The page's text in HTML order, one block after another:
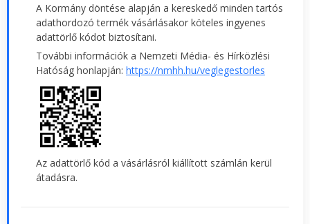
A Kormány döntése alapján a kereskedő minden tartós
adathordozó termék vásárlásakor köteles ingyenes
adattörlő kódot biztosítani.
További információk a Nemzeti Média- és Hírközlési
Hatóság honlapján: https://nmhh.hu/veglegestorles
Az adattörlő kód a vásárlásról kiállított számlán kerül
átadásra.